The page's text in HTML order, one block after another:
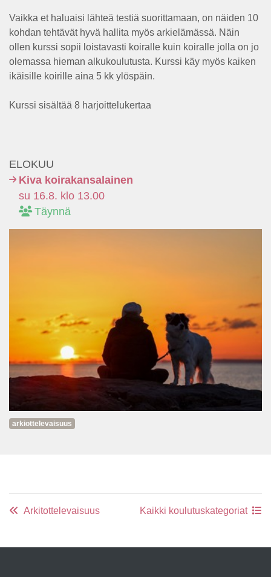
Vaikka et haluaisi lähteä testiä suorittamaan, on näiden 10
kohdan tehtävät hyvä hallita myös arkielämässä. Näin
ollen kurssi sopii loistavasti koiralle kuin koiralle jolla on jo
olemassa hieman alkukoulutusta. Kurssi käy myös kaiken
ikäisille koirille aina 5 kk ylöspäin.
Kurssi sisältää 8 harjoittelukertaa
ELOKUU
Kiva koirakansalainen
su 16.8. klo 13.00
Täynnä
arkiottelevaisuus
Arkitottelevaisuus Kaikki koulutuskategoriat